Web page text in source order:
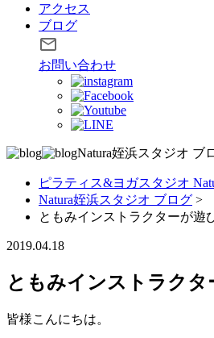
アクセス
ブログ
お問い合わせ
Natura姪浜スタジオ ブ
ピラティス&ヨガスタジオ
Natura姪浜スタジオ ブログ >
ともみインストラクターが
2019.04.18
ともみインストラク
皆様こんにちは。